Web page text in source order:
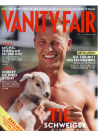
VANITY FAIR – Nr. 7 –
8. Februar 2007